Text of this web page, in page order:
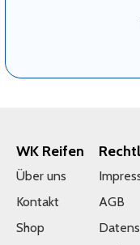
WK Reifen
Über uns
Kontakt
Shop
AGB